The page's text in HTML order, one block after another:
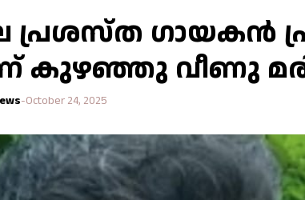
പ്രശസ്ത ഗായകൻ
കുഴഞ്ഞു വീണു
-October 24, 2025